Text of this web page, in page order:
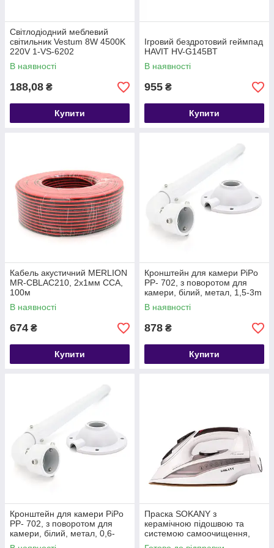
Світлодіодний меблевий
світильник Vestum 8W 4500K
220V 1-VS-6202
В наявності
188,08 ₴
Купити
Ігровий бездротовий геймпад
HAVIT HV-G145BT
В наявності
955 ₴
Купити
Кабель акустичний MERLION
MR-CBLAC210, 2х1мм CCA,
100м
В наявності
674 ₴
Купити
Кронштейн для камери PiPo
PP- 702, з поворотом для
камери, білий, метал, 1,5-3m
В наявності
878 ₴
Купити
Кронштейн для камери PiPo
PP- 702, з поворотом для
камери, білий, метал, 0,6-
1,2m
Праска SOKANY з
керамічною підошвою та
системою самоочищення,
біла AJ-2052